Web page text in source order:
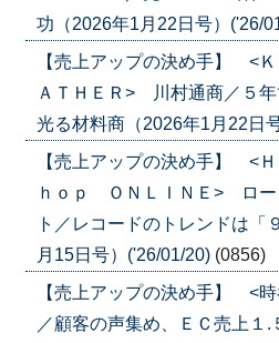
功（2026年1月22日号）('26/
【売上アップの決め手】 <
ＡＴＨＥＲ> 川村通商／５
光る材料商（2026年1月22日
【売上アップの決め手】 <
ｈｏｐ ＯＮＬＩＮＥ> ロー
ト／レコードのトレンドは「
月15日号）('26/01/20) (0856)
【売上アップの決め手】 <
／顧客の声集め、ＥＣ売上１.